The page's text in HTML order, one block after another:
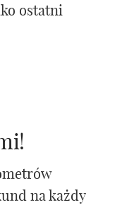
ostatni
na każdy